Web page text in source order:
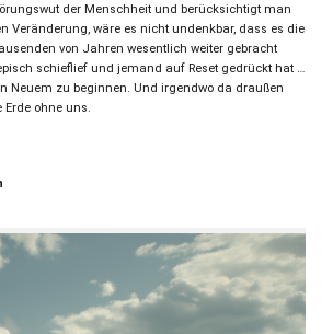
der Menschheit und berücksichtigt man
Veränderung, wäre es nicht undenkbar, dass es die
von Jahren wesentlich weiter gebracht
schieflief und jemand auf Reset gedrückt hat …
Neuem zu beginnen. Und irgendwo da draußen
ohne uns.